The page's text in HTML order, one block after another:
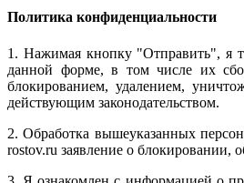
Политика конфиденциальности
1. Нажимая кнопку "Отправить", я
данной форме, в том числе их
блокированием, удалением,
действующим законодательством.
2. Обработка вышеуказанных
rostov.ru заявление о